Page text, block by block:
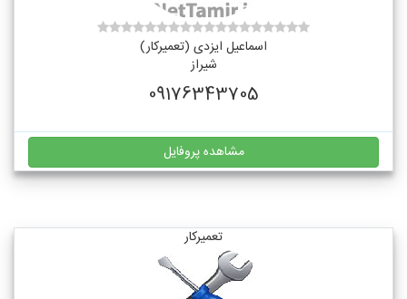
اسماعیل ایزدی (تعمیرکار)
شیراز
09176343705
مشاهده پروفایل
تعمیرکار